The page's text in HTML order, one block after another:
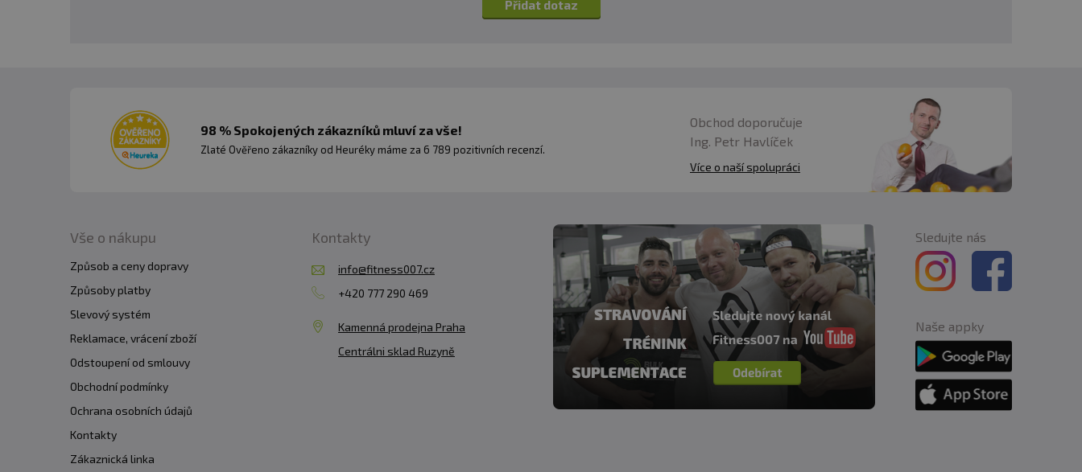
Přidat dotaz
98 % Spokojených zákazníků mluví za vše!
Zlaté Ověřeno zákazníky od Heuréky máme za 6 789 pozitivních recenzí.
Obchod doporučuje
Ing. Petr Havlíček
Více o naší spolupráci
Vše o nákupu
Způsob a ceny dopravy
Způsoby platby
Slevový systém
Reklamace, vrácení zboží
Odstoupení od smlouvy
Obchodní podmínky
Ochrana osobních údajů
Kontakty
Zákaznická linka
Kontakty
info@fitness007.cz
+420 777 290 469
Kamenná prodejna Praha
Centrálni sklad Ruzyně
Sledujte nás
Naše appky